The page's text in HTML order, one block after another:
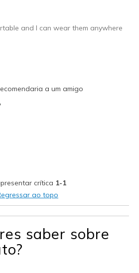
and I can wear them anywhere
a um amigo
crítica 1-1
ao topo
saber sobre